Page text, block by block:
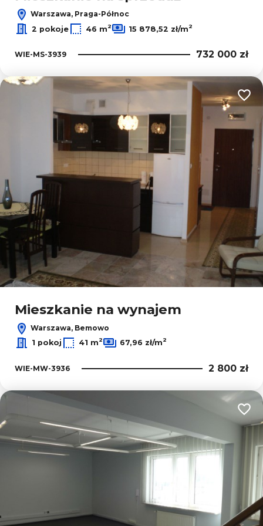
Warszawa, Praga-Północ
2 pokoje
46 m2 15 878,52 zł/m2
WIE-MS-3939 732 000 zł
Mieszkanie na wynajem
Warszawa, Bemowo
1 pokoj
41 m2 67,96 zł/m2
WIE-MW-3936 2 800 zł